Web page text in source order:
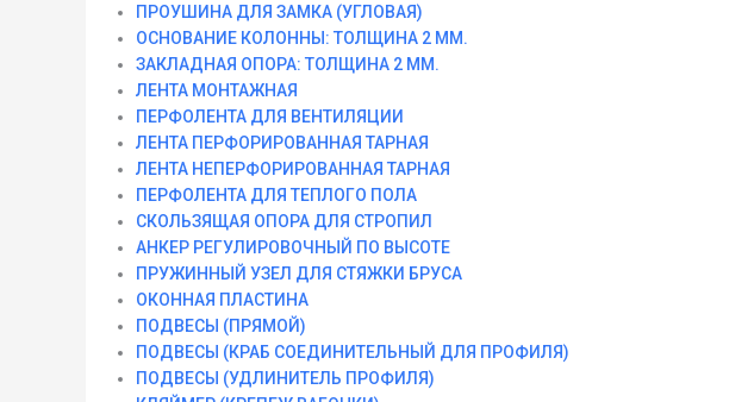
ПРОУШИНА ДЛЯ ЗАМКА (УГЛОВАЯ)
ОСНОВАНИЕ КОЛОННЫ: ТОЛЩИНА 2 ММ.
ЗАКЛАДНАЯ ОПОРА: ТОЛЩИНА 2 ММ.
ЛЕНТА МОНТАЖНАЯ
ПЕРФОЛЕНТА ДЛЯ ВЕНТИЛЯЦИИ
ЛЕНТА ПЕРФОРИРОВАННАЯ ТАРНАЯ
ЛЕНТА НЕПЕРФОРИРОВАННАЯ ТАРНАЯ
ПЕРФОЛЕНТА ДЛЯ ТЕПЛОГО ПОЛА
СКОЛЬЗЯЩАЯ ОПОРА ДЛЯ СТРОПИЛ
АНКЕР РЕГУЛИРОВОЧНЫЙ ПО ВЫСОТЕ
ПРУЖИННЫЙ УЗЕЛ ДЛЯ СТЯЖКИ БРУСА
ОКОННАЯ ПЛАСТИНА
ПОДВЕСЫ (ПРЯМОЙ)
ПОДВЕСЫ (КРАБ СОЕДИНИТЕЛЬНЫЙ ДЛЯ ПРОФИЛЯ)
ПОДВЕСЫ (УДЛИНИТЕЛЬ ПРОФИЛЯ)